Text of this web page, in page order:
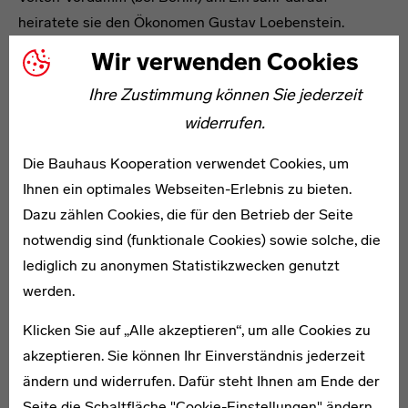
Wir verwenden Cookies
Ihre Zustimmung können Sie jederzeit
widerrufen.
Die Bauhaus Kooperation verwendet Cookies, um
Ihnen ein optimales Webseiten-Erlebnis zu bieten.
Dazu zählen Cookies, die für den Betrieb der Seite
notwendig sind (funktionale Cookies) sowie solche, die
lediglich zu anonymen Statistikzwecken genutzt
werden.
Klicken Sie auf „Alle akzeptieren“, um alle Cookies zu
akzeptieren. Sie können Ihr Einverständnis jederzeit
ändern und widerrufen. Dafür steht Ihnen am Ende der
heiratete sie den Ökonomen Gustav Loebenstein.
Zusammen mit dessen Bruder mietete das Ehepaar
einen stillgelegten Ofenbetrieb im benachbarten
Marwitz. Aus den Anfangsbuchstaben ihres
Doppelnamens Heymann-Loebenstein (Ha – ël)
sie den Betrieb. Die keramischen Werkstätten
expandierten schnell und wurden unter der
künstlerischen Leitung von Margarete Heymann-
Loebenstein zu einem modernen Unternehmen.
Als 1928 Mann und Schwager auf dem Weg zur
stand Heymann-Loebenstein mit einem Betrieb und
zwei kleinen Kindern allein da. Trotzdessen führte sie
die Werkstätten erfolgreich weiter. Doch 1933